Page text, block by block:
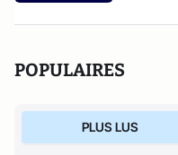
POPULAIRES
PLUS LUS